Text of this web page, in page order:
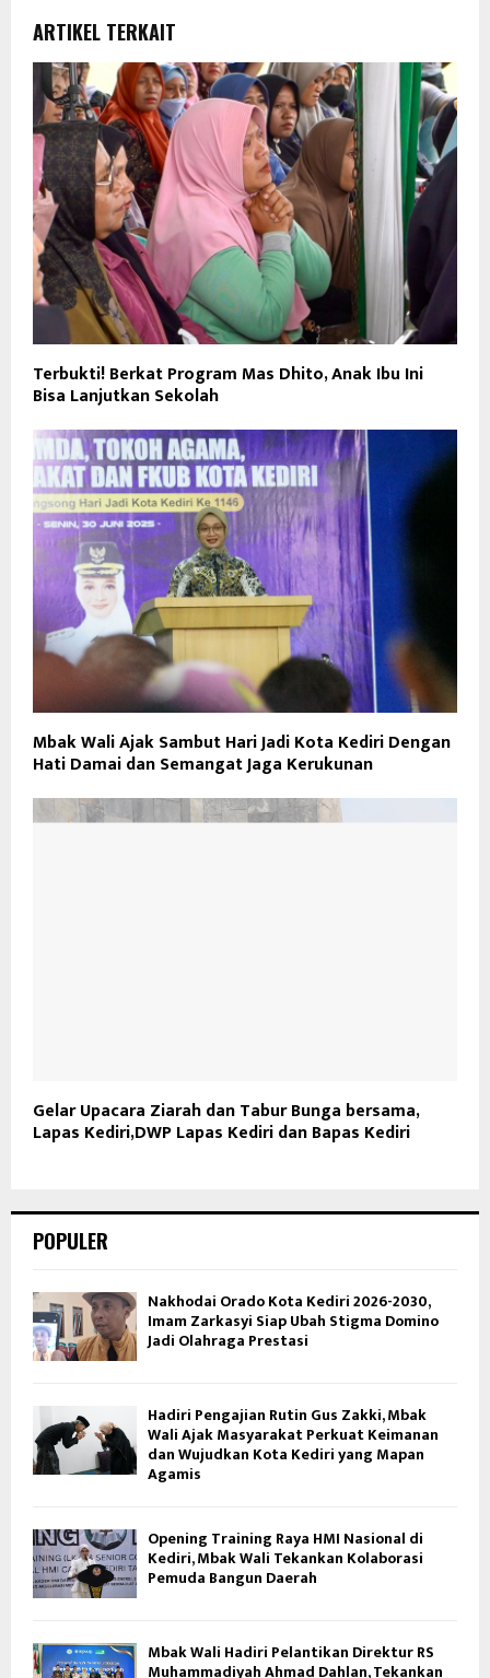
ARTIKEL TERKAIT
Terbukti! Berkat Program Mas Dhito, Anak Ibu Ini
Bisa Lanjutkan Sekolah
Mbak Wali Ajak Sambut Hari Jadi Kota Kediri Dengan
Hati Damai dan Semangat Jaga Kerukunan
Gelar Upacara Ziarah dan Tabur Bunga bersama,
Lapas Kediri,DWP Lapas Kediri dan Bapas Kediri
POPULER
Nakhodai Orado Kota Kediri 2026-2030,
Imam Zarkasyi Siap Ubah Stigma Domino
Jadi Olahraga Prestasi
Hadiri Pengajian Rutin Gus Zakki, Mbak
Wali Ajak Masyarakat Perkuat Keimanan
dan Wujudkan Kota Kediri yang Mapan
Agamis
Opening Training Raya HMI Nasional di
Kediri, Mbak Wali Tekankan Kolaborasi
Pemuda Bangun Daerah
Mbak Wali Hadiri Pelantikan Direktur RS
Muhammadiyah Ahmad Dahlan, Tekankan